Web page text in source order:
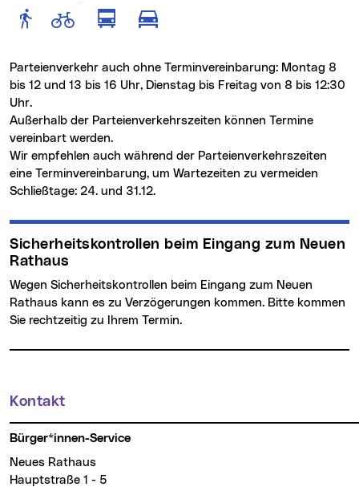
Route anzeigen für Fußgänger
Route anzeigen für
Route anzeigen für
Route anzeigen für
Parteienverkehr auch ohne Terminvereinbarung: Montag 8
bis 12 und 13 bis 16 Uhr, Dienstag bis Freitag von 8 bis 12:30
Uhr.
Außerhalb der Parteienverkehrszeiten können Termine
vereinbart werden.
Wir empfehlen auch während der Parteienverkehrszeiten
eine Terminvereinbarung, um Wartezeiten zu vermeiden
Schließtage: 24. und 31.12.
Sicherheitskontrollen beim Eingang zum Neuen
Rathaus
Wegen Sicherheitskontrollen beim Eingang zum Neuen
Rathaus kann es zu Verzögerungen kommen. Bitte kommen
Sie rechtzeitig zu Ihrem Termin.
Weitere Informationen
Kontakt
Bürger*innen-Service
Neues Rathaus
Hauptstraße 1 - 5